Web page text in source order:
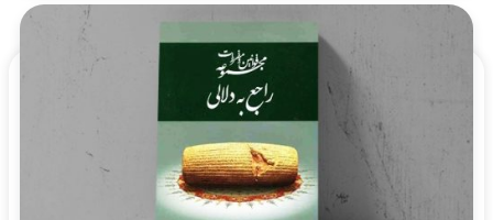
بود.
11,700 تومان
است.